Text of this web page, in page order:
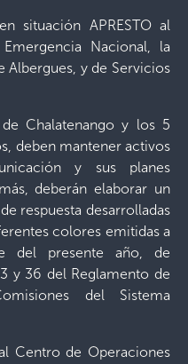
situación APRESTO al
Nacional, la
Albergues, y de Servicios
Chalatenango y los 5
deben mantener activos
y sus planes
deberán elaborar un
respuesta desarrolladas
colores emitidas a
del presente año, de
y 36 del Reglamento de
del Sistema
Centro de Operaciones